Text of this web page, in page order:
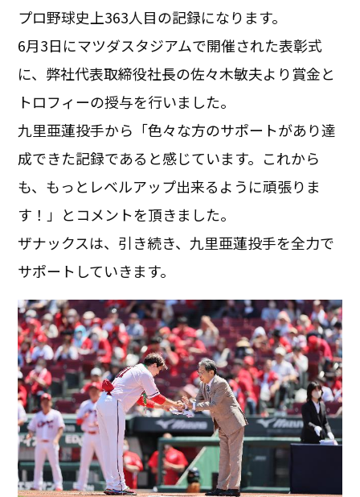
プロ野球史上363人目の記録になります。
6月3日にマツダスタジアムで開催された表彰式
に、弊社代表取締役社長の佐々木敏夫より賞金と
トロフィーの授与を行いました。
九里亜蓮投手から「色々な方のサポートがあり達
成できた記録であると感じています。これから
も、もっとレベルアップ出来るように頑張りま
す！」とコメントを頂きました。
ザナックスは、引き続き、九里亜蓮投手を全力で
サポートしていきます。